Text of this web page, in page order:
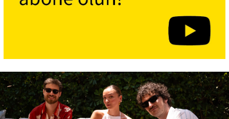
Araştırma